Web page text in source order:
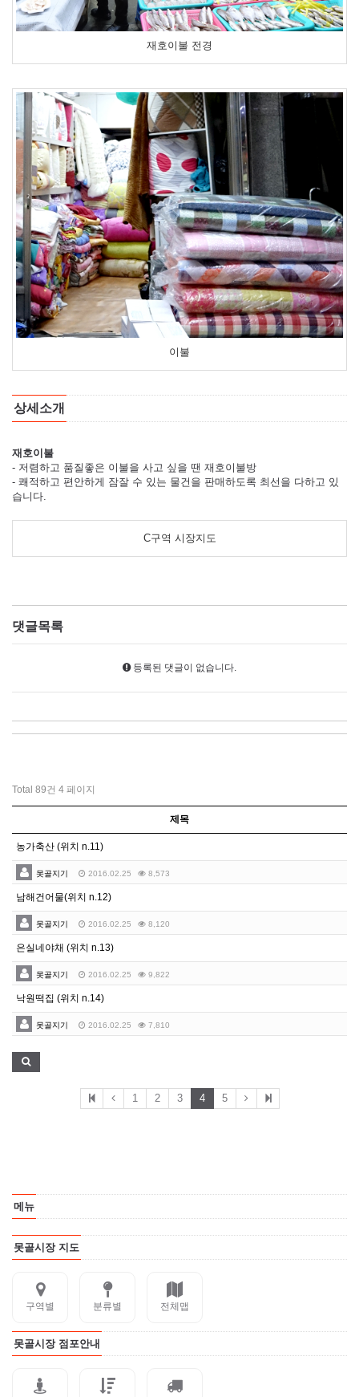
재호이불 전경
이불
상세소개
재호이불
- 저렴하고 품질좋은 이불을 사고 싶을 땐 재호이불방
- 쾌적하고 편안하게 잠잘 수 있는 물건을 판매하도록 최선을 다하고 있
습니다.
C구역 시장지도
댓글목록
등록된 댓글이 없습니다.
Total 89건 4 페이지
제목
농가축산 (위치 n.11)
못골지기 2016.02.25 8,573
남해건어물(위치 n.12)
못골지기 2016.02.25 8,120
은실네야채 (위치 n.13)
못골지기 2016.02.25 9,822
낙원떡집 (위치 n.14)
못골지기 2016.02.25 7,810
1 2 3 4 5
메뉴
못골시장 지도
구역별 분류별 전체맵
못골시장 점포안내